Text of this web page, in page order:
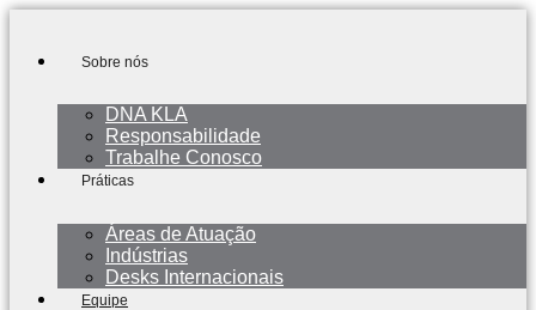
Sobre nós
DNA KLA
Responsabilidade
Trabalhe Conosco
Práticas
Áreas de Atuação
Indústrias
Desks Internacionais
Equipe